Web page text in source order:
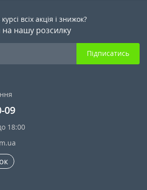
всіх акція і знижок?
на нашу розсилку
Підписатись
09
18:00